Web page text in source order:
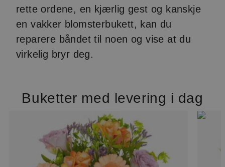
rette ordene, en kjærlig gest og kanskje
en vakker blomsterbukett, kan du
reparere båndet til noen og vise at du
virkelig bryr deg.
Buketter med levering i dag